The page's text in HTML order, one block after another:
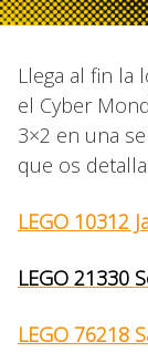
Llega al fin la
el Cyber
3×2 en una
que os
LEGO 10312
LEGO 21330
LEGO 76218